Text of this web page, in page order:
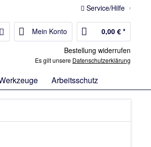
Service/Hilfe
Mein Konto
0,00 € *
Bestellung widerrufen
Es gilt unsere Datenschutzerklärung
Arbeitsschutz